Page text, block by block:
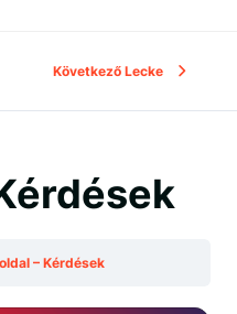
Következő Lecke
– Kérdések